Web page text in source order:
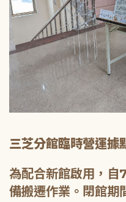
三芝分館臨時營運據
為配合新館啟用，自
備搬遷作業。閉館期